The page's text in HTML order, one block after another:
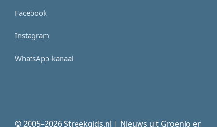
Facebook
Instagram
WhatsApp-kanaal
© 2005–2026 Streekgids.nl | Nieuws uit Groenlo en